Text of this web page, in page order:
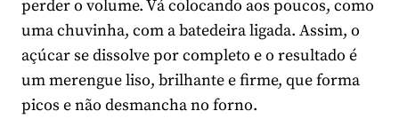
perder o volume. Vá colocando aos poucos, como
uma chuvinha, com a batedeira ligada. Assim, o
açúcar se dissolve por completo e o resultado é
um merengue liso, brilhante e firme, que forma
picos e não desmancha no forno.